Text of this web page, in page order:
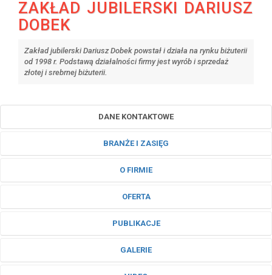
ZAKŁAD JUBILERSKI DARIUSZ
DOBEK
Zakład jubilerski Dariusz Dobek powstał i działa na rynku biżuterii
od 1998 r. Podstawą działalności firmy jest wyrób i sprzedaż
złotej i srebrnej biżuterii.
DANE KONTAKTOWE
BRANŻE I ZASIĘG
O FIRMIE
OFERTA
PUBLIKACJE
GALERIE